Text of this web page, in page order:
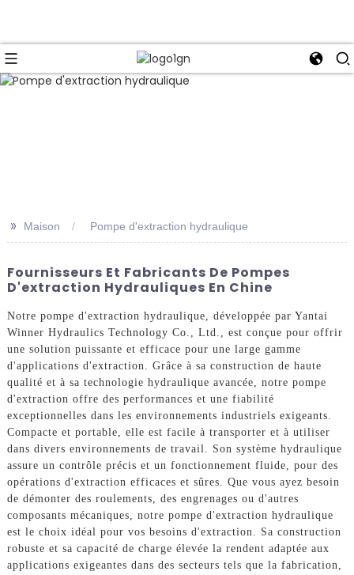
>> Maison Pompe d'extraction hydraulique
Fournisseurs Et Fabricants De Pompes
D'extraction Hydrauliques En Chine
Notre pompe d'extraction hydraulique, développée par Yantai
Winner Hydraulics Technology Co., Ltd., est conçue pour offrir
une solution puissante et efficace pour une large gamme
d'applications d'extraction. Grâce à sa construction de haute
qualité et à sa technologie hydraulique avancée, notre pompe
d'extraction offre des performances et une fiabilité
exceptionnelles dans les environnements industriels exigeants.
Compacte et portable, elle est facile à transporter et à utiliser
dans divers environnements de travail. Son système hydraulique
assure un contrôle précis et un fonctionnement fluide, pour des
opérations d'extraction efficaces et sûres. Que vous ayez besoin
de démonter des roulements, des engrenages ou d'autres
composants mécaniques, notre pompe d'extraction hydraulique
est le choix idéal pour vos besoins d'extraction. Sa construction
robuste et sa capacité de charge élevée la rendent adaptée aux
applications exigeantes dans des secteurs tels que la fabrication,